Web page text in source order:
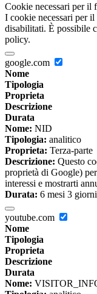
Cookie necessari per il
I cookie necessari per
disabilitati. È possibile
policy.
google.com
Nome
Tipologia
Proprieta
Descrizione
Durata
Nome: NID
Tipologia: analitico
Proprieta: Terza-parte
Descrizione: Questo
proprietà di Google)
interessi e mostrarti
Durata: 6 mesi 3 giorni
youtube.com
Nome
Tipologia
Proprieta
Descrizione
Durata
Nome: